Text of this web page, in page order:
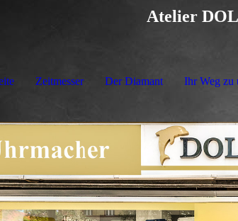
Atelier
Zeitmesser Der Diamant Ihr Weg zu